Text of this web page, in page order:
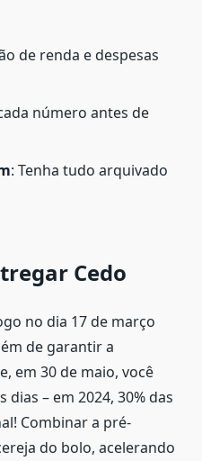
de renda e despesas
número antes de
: Tenha tudo arquivado
Cedo
no dia 17 de março
de garantir a
em 30 de maio, você
– em 2024, 30% das
Combinar a pré-
do bolo, acelerando